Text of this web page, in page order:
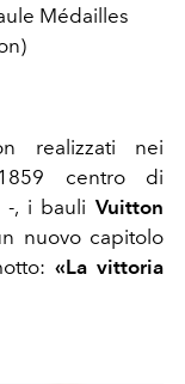
Médailles
realizzati nei
centro di
-, i bauli Vuitton
nuovo capitolo
«La vittoria